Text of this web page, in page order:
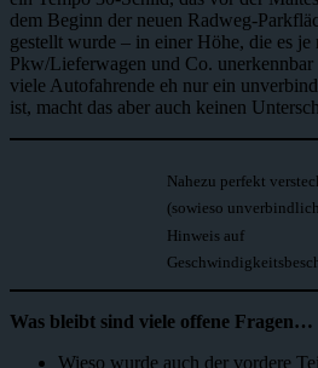
dem Beginn der neuen Radweg-
gestellt wurde – in einer Höhe, die es je
Pkw/Lieferwagen und Co.
viele Autofahrende eh nur ein
ist, macht das aber auch keinen
Nahezu perfekt
(sowieso
Hinweis auf
Was bleibt sind viele offene Fragen…
Wieso wurde auch der vordere